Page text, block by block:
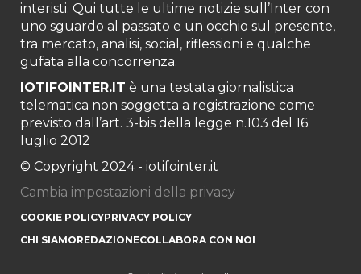
interisti. Qui tutte le ultime notizie sull’Inter con
uno sguardo al passato e un occhio sul presente,
tra mercato, analisi, social, riflessioni e qualche
gufata alla concorrenza.
IOTIFOINTER.IT è una testata giornalistica
telematica non soggetta a registrazione come
previsto dall’art. 3-bis della legge n.103 del 16
luglio 2012
© Copyright 2024 - iotifointer.it
Cambia impostazioni della privacy
COOKIE POLICYPRIVACY POLICY
CHI SIAMOREDAZIONECOLLABORA CON NOI